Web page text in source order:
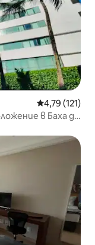
Средна
4,79 (121)
в Баха да